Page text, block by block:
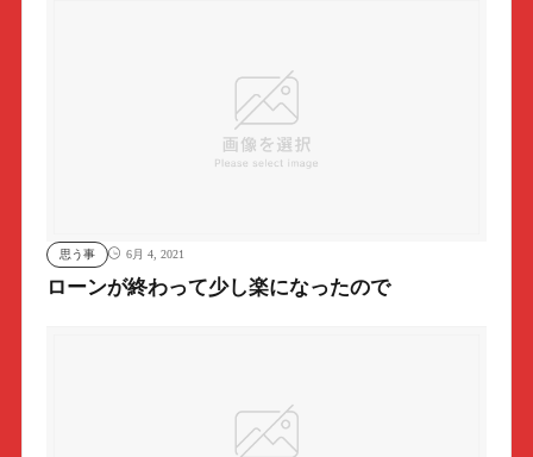
思う事 6月 4, 2021
ローンが終わって少し楽になったので